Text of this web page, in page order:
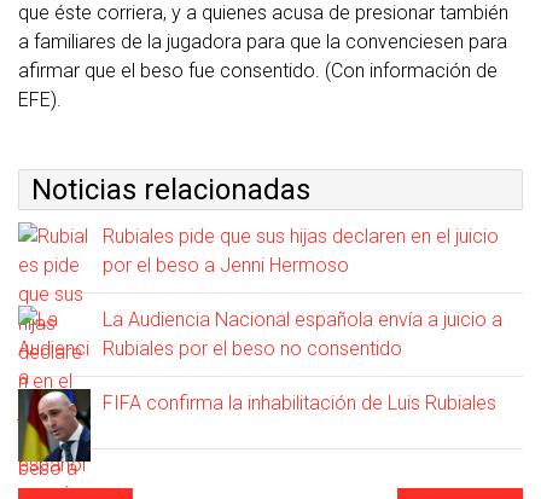
que éste corriera, y a quienes acusa de presionar también
a familiares de la jugadora para que la convenciesen para
afirmar que el beso fue consentido. (Con información de
EFE).
Noticias relacionadas
Rubiales pide que sus hijas declaren en el juicio
por el beso a Jenni Hermoso
La Audiencia Nacional española envía a juicio a
Rubiales por el beso no consentido
FIFA confirma la inhabilitación de Luis Rubiales